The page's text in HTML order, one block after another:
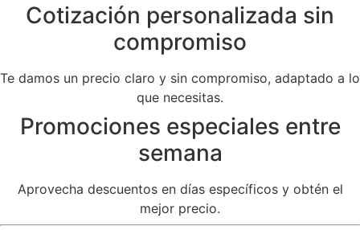
Cotización personalizada sin
compromiso
Te damos un precio claro y sin compromiso, adaptado a lo
que necesitas.
Promociones especiales entre
semana
Aprovecha descuentos en días específicos y obtén el
mejor precio.